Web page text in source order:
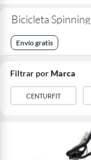
Bicicleta Spinning
Envío gratis
Filtrar porMarca
CENTURFIT